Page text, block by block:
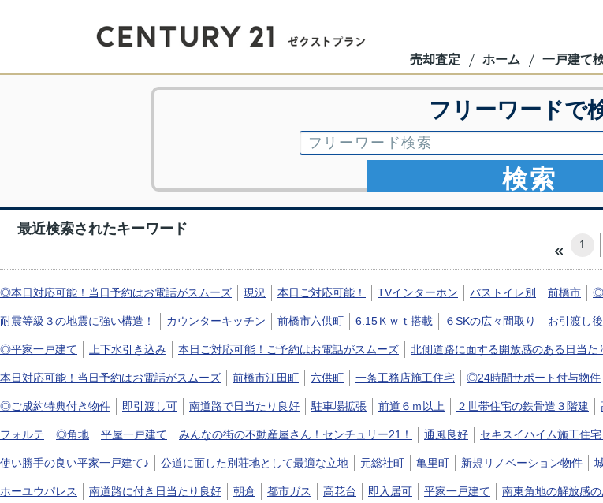
売却査定 ホーム 一戸建て
フリーワードで
検索
最近検索されたキーワード
1
◎本日対応可能！当日予約はお電話がスムーズ 現況 本日ご対応可能！ TVインターホン バストイレ別 前橋市 ◎
耐震等級３の地震に強い構造！ カウンターキッチン 前橋市六供町 6.15Ｋｗｔ搭載 ６SKの広々間取り お引渡し
◎平家一戸建て 上下水引き込み 本日ご対応可能！ご予約はお電話がスムーズ 北側道路に面する開放感のある日当た
本日対応可能！当日予約はお電話がスムーズ 前橋市江田町 六供町 一条工務店施工住宅 ◎24時間サポート付与物件
◎ご成約特典付き物件 即引渡し可 南道路で日当たり良好 駐車場拡張 前道６ｍ以上 ２世帯住宅の鉄骨造３階建
フォルテ ◎角地 平屋一戸建て みんなの街の不動産屋さん！センチュリー21！ 通風良好 セキスイハイム施工住宅
使い勝手の良い平家一戸建て♪ 公道に面した別荘地として最適な立地 元総社町 亀里町 新規リノベーション物件
ホーユウパレス 南道路に付き日当たり良好 朝倉 都市ガス 高花台 即入居可 平家一戸建て 南東角地の解放感